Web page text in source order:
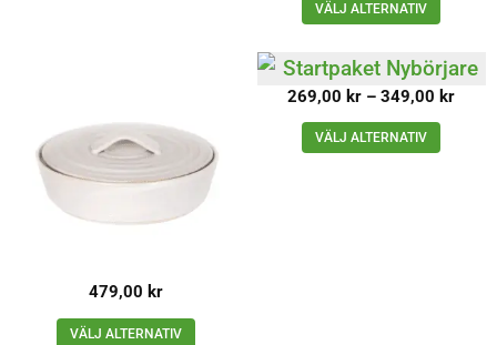
VÄLJ ALTERNATIV
479,00 kr
VÄLJ ALTERNATIV
269,00 kr – 349,00 kr
VÄLJ ALTERNATIV